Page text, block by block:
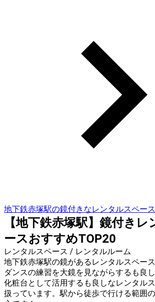
地下鉄赤塚駅の鏡付きなレンタルスペース
【地下鉄赤塚駅】鏡付き
ースおすすめTOP20
レンタルスペース / レンタルルーム
地下鉄赤塚駅の鏡があるレンタルスペー
ダンスの練習を大鏡を見ながらするも良
化粧台として活用するも良しなレンタル
扱っています。駅から徒歩で行ける範囲